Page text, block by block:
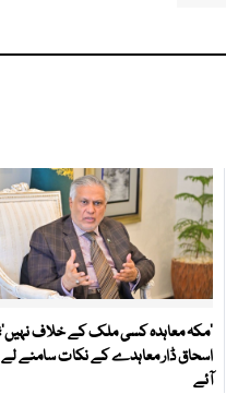
‘مکہ معاہدہ کسی ملک کے خلاف
اسحاق ڈار معاہدے کے نکات سامنے لے
آئے